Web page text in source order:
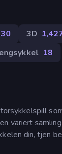
3D
18
variert
din, tjen